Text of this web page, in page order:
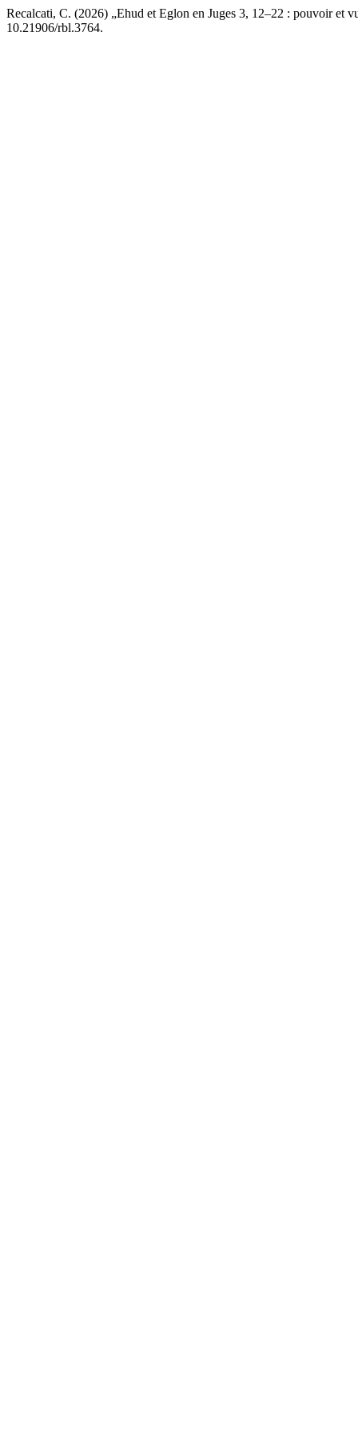
Recalcati, C. (2026) „Ehud et Eglon en Juges 3, 12–22 : pouvoir et
10.21906/rbl.3764.